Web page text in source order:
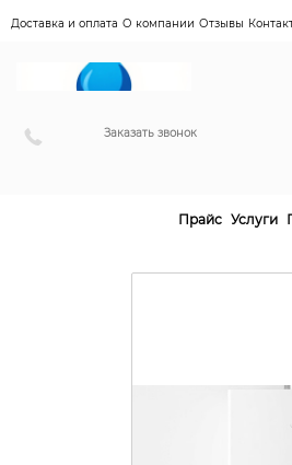
Доставка и оплата О компании Отзывы
Заказать звонок
Прайс Услуги